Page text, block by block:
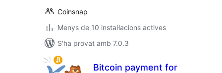
Coinsnap
Menys de 10 instal·lacions actives
S'ha provat amb 7.0.3
Bitcoin payment for